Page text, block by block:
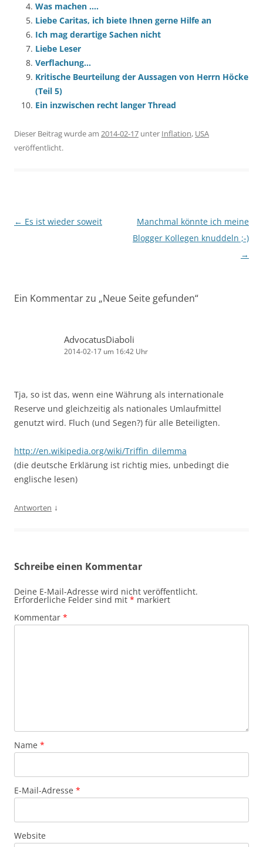
Was machen ….
Liebe Caritas, ich biete Ihnen gerne Hilfe an
Ich mag derartige Sachen nicht
Liebe Leser
Verflachung…
Kritische Beurteilung der Aussagen von Herrn Höcke
(Teil 5)
Ein inzwischen recht langer Thread
Dieser Beitrag wurde am 2014-02-17 unter Inflation, USA
veröffentlicht.
Beitragsnavigation
← Es ist wieder soweit
Manchmal könnte ich meine
Blogger Kollegen knuddeln ;-)
→
Ein Kommentar zu „Neue Seite gefunden“
AdvocatusDiaboli
2014-02-17 um 16:42 Uhr
Tja, so ist das, wenn eine Währung als internationale
Reserve und gleichzeitig als nationales Umlaufmittel
genutzt wird. Fluch (und Segen?) für alle Beteiligten.
http://en.wikipedia.org/wiki/Triffin_dilemma
(die deutsche Erklärung ist richtig mies, unbedingt die
englische lesen)
Antworten ↓
Schreibe einen Kommentar
Deine E-Mail-Adresse wird nicht veröffentlicht.
Erforderliche Felder sind mit * markiert
Kommentar *
Name *
E-Mail-Adresse *
Website